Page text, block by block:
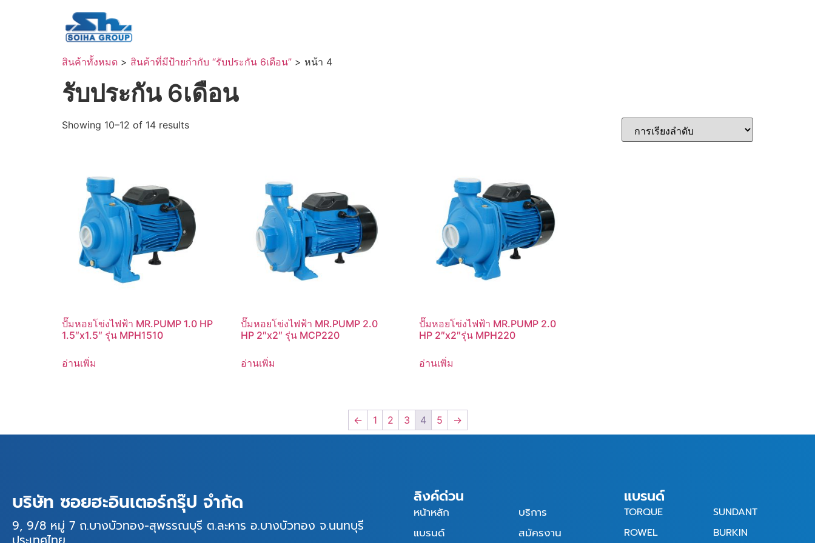
สินค้าทั้งหมด > สินค้าที่มีป้ายกำกับ “รับประกัน 6เดือน” > หน้า 4
รับประกัน 6เดือน
Showing 10–12 of 14 results
ปั๊มหอยโข่งไฟฟ้า MR.PUMP 1.0 HP
1.5″x1.5″ รุ่น MPH1510
อ่านเพิ่ม
ปั๊มหอยโข่งไฟฟ้า MR.PUMP 2.0
HP 2″x2″ รุ่น MCP220
อ่านเพิ่ม
ปั๊มหอยโข่งไฟฟ้า MR.PUMP 2.0
HP 2″x2″รุ่น MPH220
อ่านเพิ่ม
← 1 2 3 4 5 →
บริษัท ซอยฮะอินเตอร์กรุ๊ป จำกัด
9, 9/8 หมู่ 7 ถ.บางบัวทอง-สุพรรณบุรี ต.ละหาร อ.บางบัวทอง จ.นนทบุรี
ลิงค์ด่วน
หน้าหลัก
แบรนด์
บริการ
สมัครงาน
แบรนด์
TORQUE
ROWEL
SUNDANT
BURKIN